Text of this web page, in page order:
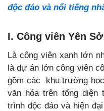
độc đáo và nổi tiếng
I. Công viên Yên Sở
Là công viên xanh lớn
là dự án lớn công viên
gồm các khu trường
văn hóa trên tổng diện
trình độc đáo và hiện